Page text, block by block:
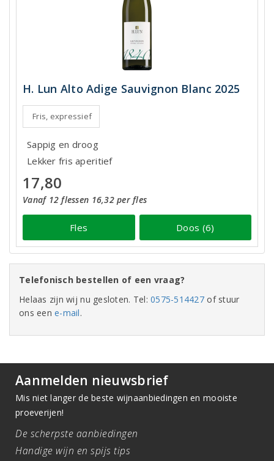
H. Lun Alto Adige Sauvignon Blanc 2025
Fris, expressief
Sappig en droog
Lekker fris aperitief
17,80
Vanaf 12 flessen 16,32 per fles
Fles Doos (6)
Telefonisch bestellen of een vraag?
Helaas zijn wij nu gesloten. Tel:0575-514427 of stuur
ons eene-mail.
Aanmelden nieuwsbrief
Mis niet langer de beste wijnaanbiedingen en mooiste
proeverijen!
De scherpste aanbiedingen
Handige wijn en spijs tips